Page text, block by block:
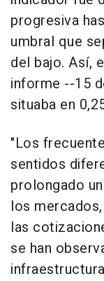
progresiva
umbral que
del bajo. Así,
informe --15
situaba en
"Los
sentidos
prolongado
los
las
se han